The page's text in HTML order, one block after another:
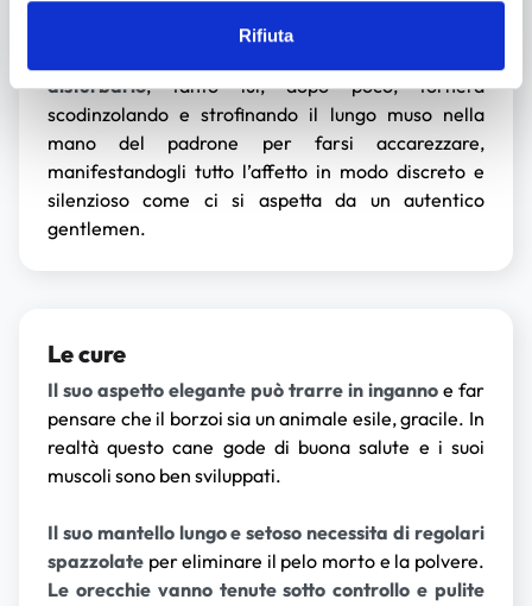
Rifiuta
desidera stare da solo:il padrone ideale deve
disturbarlo, tanto lui, dopo poco, tornerà
scodinzolando e strofinando il lungo muso nella
mano del padrone per farsi accarezzare,
manifestandogli tutto l’affetto in modo discreto e
silenzioso come ci si aspetta da un autentico
gentlemen.
Le cure
Il suo aspetto elegante può trarre in inganno e far
pensare che il borzoi sia un animale esile, gracile. In
realtà questo cane gode di buona salute e i suoi
muscoli sono ben sviluppati.
Il suo mantello lungo e setoso necessita di regolari
spazzolate per eliminare il pelo morto e la polvere.
Le orecchie vanno tenute sotto controllo e pulite